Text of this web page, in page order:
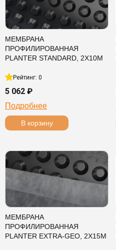
МЕМБРАНА
ПРОФИЛИРОВАННАЯ
PLANTER STANDARD, 2Х10М
Рейтинг: 0
5 062 ₽
Подробнее
В корзину
МЕМБРАНА
ПРОФИЛИРОВАННАЯ
PLANTER EXTRA-GEO, 2Х15М